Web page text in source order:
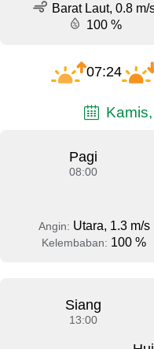
Barat Laut, 0.8 m/
100 %
07:24
Pagi
08:00
Angin: Utara, 1.3 m/s
Kelembaban: 100 %
Siang
13:00